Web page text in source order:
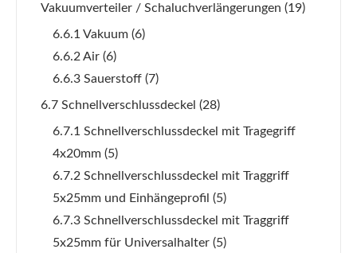
Vakuumverteiler / Schaluchverlängerungen (19)
6.6.1 Vakuum (6)
6.6.2 Air (6)
6.6.3 Sauerstoff (7)
6.7 Schnellverschlussdeckel (28)
6.7.1 Schnellverschlussdeckel mit Tragegriff
4x20mm (5)
6.7.2 Schnellverschlussdeckel mit Traggriff
5x25mm und Einhängeprofil (5)
6.7.3 Schnellverschlussdeckel mit Traggriff
5x25mm für Universalhalter (5)